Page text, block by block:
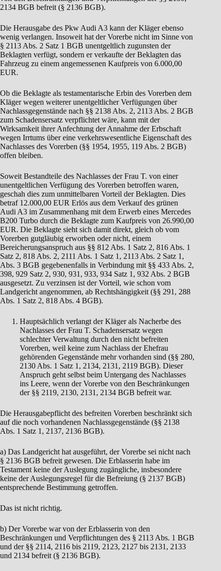
2134 BGB befreit (§ 2136 BGB).
Die Herausgabe des Pkw Audi A3 kann der Kläger ebenso
wenig verlangen. Insoweit hat der Vorerbe nicht im Sinne von
§ 2113 Abs. 2 Satz 1 BGB unentgeltlich zugunsten der
Beklagten verfügt, sondern er verkaufte der Beklagten das
Fahrzeug zu einem angemessenen Kaufpreis von 6.000,00
EUR.
Ob die Beklagte als testamentarische Erbin des Vorerben dem
Kläger wegen weiterer unentgeltlicher Verfügungen über
Nachlassgegenstände nach §§ 2138 Abs. 2, 2113 Abs. 2 BGB
zum Schadensersatz verpflichtet wäre, kann mit der
Wirksamkeit ihrer Anfechtung der Annahme der Erbschaft
wegen Irrtums über eine verkehrswesentliche Eigenschaft des
Nachlasses des Vorerben (§§ 1954, 1955, 119 Abs. 2 BGB)
offen bleiben.
Soweit Bestandteile des Nachlasses der Frau T. von einer
unentgeltlichen Verfügung des Vorerben betroffen waren,
geschah dies zum unmittelbaren Vorteil der Beklagten. Dies
betraf 12.000,00 EUR Erlös aus dem Verkauf des grünen
Audi A3 im Zusammenhang mit dem Erwerb eines Mercedes
B200 Turbo durch die Beklagte zum Kaufpreis von 26.990,00
EUR. Die Beklagte sieht sich damit direkt, gleich ob vom
Vorerben gutgläubig erworben oder nicht, einem
Bereicherungsanspruch aus §§ 812 Abs. 1 Satz 2, 816 Abs. 1
Satz 2, 818 Abs. 2, 2111 Abs. 1 Satz 1, 2113 Abs. 2 Satz 1,
Abs. 3 BGB gegebenenfalls in Verbindung mit §§ 433 Abs. 2,
398, 929 Satz 2, 930, 931, 933, 934 Satz 1, 932 Abs. 2 BGB
ausgesetzt. Zu verzinsen ist der Vorteil, wie schon vom
Landgericht angenommen, ab Rechtshängigkeit (§§ 291, 288
Abs. 1 Satz 2, 818 Abs. 4 BGB).
Hauptsächlich verlangt der Kläger als Nacherbe des
Nachlasses der Frau T. Schadensersatz wegen
schlechter Verwaltung durch den nicht befreiten
Vorerben, weil keine zum Nachlass der Ehefrau
gehörenden Gegenstände mehr vorhanden sind (§§ 280,
2130 Abs. 1 Satz 1, 2134, 2131, 2119 BGB). Dieser
Anspruch geht selbst beim Untergang des Nachlasses
ins Leere, wenn der Vorerbe von den Beschränkungen
der §§ 2119, 2130, 2131, 2134 BGB befreit war.
Die Herausgabepflicht des befreiten Vorerben beschränkt sich
auf die noch vorhandenen Nachlassgegenstände (§§ 2138
Abs. 1 Satz 1, 2137, 2136 BGB).
a) Das Landgericht hat ausgeführt, der Vorerbe sei nicht nach
§ 2136 BGB befreit gewesen. Die Erblasserin habe im
Testament keine der Auslegung zugängliche, insbesondere
keine der Auslegungsregel für die Befreiung (§ 2137 BGB)
entsprechende Bestimmung getroffen.
Das ist nicht richtig.
b) Der Vorerbe war von der Erblasserin von den
Beschränkungen und Verpflichtungen des § 2113 Abs. 1 BGB
und der §§ 2114, 2116 bis 2119, 2123, 2127 bis 2131, 2133
und 2134 befreit (§ 2136 BGB).